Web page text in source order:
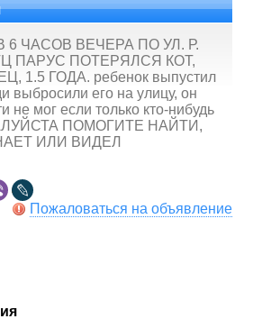
6 ЧАСОВ ВЕЧЕРА ПО УЛ. Р.
ПАРУС ПОТЕРЯЛСЯ КОТ,
ГОДА. ребенок выпустил
выбросили его на улицу, он
не мог если только кто-нибудь
ПОМОГИТЕ НАЙТИ,
ИЛИ ВИДЕЛ
Пожаловаться на объявление